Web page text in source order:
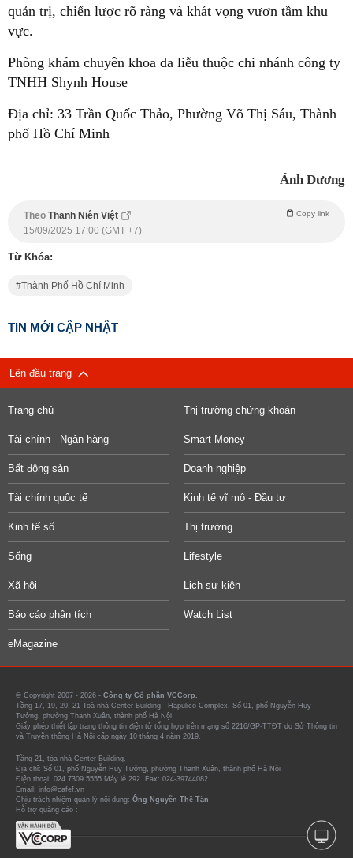
quản trị, chiến lược rõ ràng và khát vọng vươn tầm khu
vực.
Phòng khám chuyên khoa da liễu thuộc chi nhánh công ty
TNHH Shynh House
Địa chỉ: 33 Trần Quốc Thảo, Phường Võ Thị Sáu, Thành
phố Hồ Chí Minh
Ánh Dương
Theo Thanh Niên Việt Copy link
15/09/2025 17:00 (GMT +7)
Từ Khóa:
Thành Phố Hồ Chí Minh
TIN MỚI CẬP NHẬT
Lên đầu trang
Trang chủ Thị trường chứng khoán
Tài chính - Ngân hàng Smart Money
Bất động sản Doanh nghiệp
Tài chính quốc tế Kinh tế vĩ mô - Đầu tư
Kinh tế số Thị trường
Sống Lifestyle
Xã hội Lịch sự kiện
Báo cáo phân tích Watch List
eMagazine
© Copyright 2007 - 2026 - Công ty Cổ phần VCCorp.
Tầng 17, 19, 20, 21 Toà nhà Center Building - Hapulico Complex, Số 01, phố Nguyễn Huy
Tưởng, phường Thanh Xuân, thành phố Hà Nội
Giấy phép thiết lập trang thông tin điện tử tổng hợp trên mạng số 2216/GP-TTĐT do Sở Thông tin
và Truyền thông Hà Nội cấp ngày 10 tháng 4 năm 2019.
Tầng 21, tòa nhà Center Building.
Địa chỉ: Số 01, phố Nguyễn Huy Tưởng, phường Thanh Xuân, thành phố Hà Nội
Điện thoại: 024 7309 5555 Máy lẻ 292. Fax: 024-39744082
Email: info@cafef.vn
Chịu trách nhiệm quản lý nội dung: Ông Nguyễn Thế Tân
Hỗ trợ quảng cáo :